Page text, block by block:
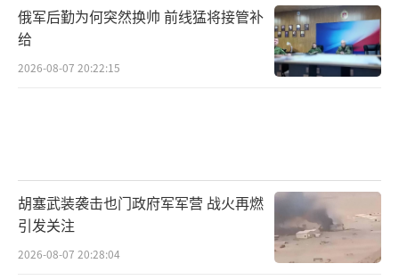
俄军后勤为何突然换帅 前线猛将接管补
给
2026-08-07 20:22:15
胡塞武装袭击也门政府军军营 战火再燃
引发关注
2026-08-07 20:28:04